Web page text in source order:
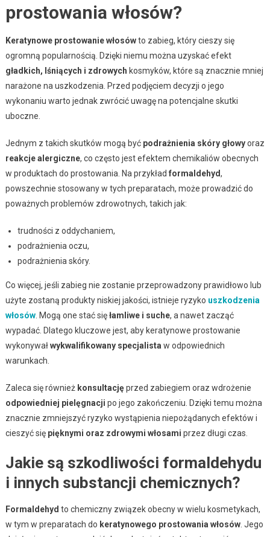
prostowania włosów?
Keratynowe prostowanie włosówto zabieg, który cieszy się
ogromną popularnością. Dzięki niemu można uzyskać efekt
gładkich, lśniących i zdrowych kosmyków, które są znacznie mniej
narażone na uszkodzenia. Przed podjęciem decyzji o jego
wykonaniu warto jednak zwrócić uwagę na potencjalne skutki
uboczne.
Jednym z takich skutków mogą być podrażnienia skóry głowyoraz
reakcje alergiczne, co często jest efektem chemikaliów obecnych
w produktach do prostowania. Na przykład formaldehyd,
powszechnie stosowany w tych preparatach, może prowadzić do
poważnych problemów zdrowotnych, takich jak:
trudności z oddychaniem,
podrażnienia oczu,
podrażnienia skóry.
Co więcej, jeśli zabieg nie zostanie przeprowadzony prawidłowo lub
użyte zostaną produkty niskiej jakości, istnieje ryzyko uszkodzenia
włosów. Mogą one stać sięłamliwe i suche, a nawet zacząć
wypadać. Dlatego kluczowe jest, aby keratynowe prostowanie
wykonywałwykwalifikowany specjalista w odpowiednich
warunkach.
Zaleca się również konsultacjęprzed zabiegiem oraz wdrożenie
odpowiedniej pielęgnacji po jego zakończeniu. Dzięki temu można
znacznie zmniejszyć ryzyko wystąpienia niepożądanych efektów i
cieszyć się pięknymi oraz zdrowymi włosami przez długi czas.
Jakie są szkodliwości formaldehydu
i innych substancji chemicznych?
Formaldehyd to chemiczny związek obecny w wielu kosmetykach,
w tym w preparatach do keratynowego prostowania włosów. Jego